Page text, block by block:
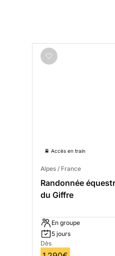
🚆 Accès en train
Alpes / France
Randonnée
du Giffre
En groupe
5 jours
Dès